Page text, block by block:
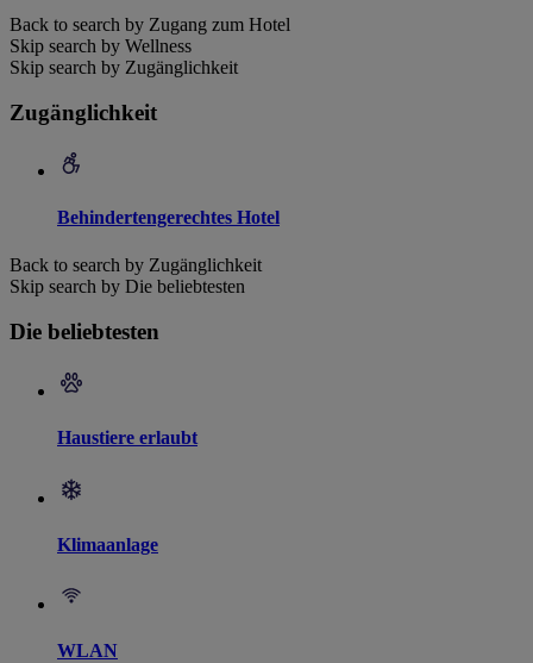
Back to search by Zugang zum Hotel
Skip search by Wellness
Skip search by Zugänglichkeit
Zugänglichkeit
Behindertengerechtes Hotel
Back to search by Zugänglichkeit
Skip search by Die beliebtesten
Die beliebtesten
Haustiere erlaubt
Klimaanlage
WLAN